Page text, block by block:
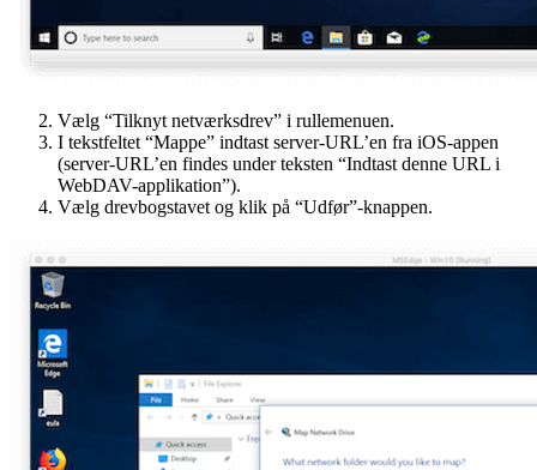
Vælg “Tilknyt netværksdrev” i rullemenuen.
I tekstfeltet “Mappe” indtast server-URL’en fra iOS-appen
(server-URL’en findes under teksten “Indtast denne URL i
WebDAV-applikation”).
Vælg drevbogstavet og klik på “Udfør”-knappen.